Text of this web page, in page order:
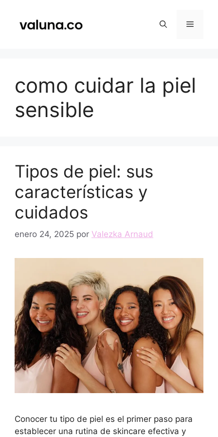
contenido
Menú
como cuidar la piel
sensible
Tipos de piel: sus
características y
cuidados
enero 24, 2025 por Valezka Arnaud
Conocer tu tipo de piel es el primer paso para
establecer una rutina de skincare efectiva y